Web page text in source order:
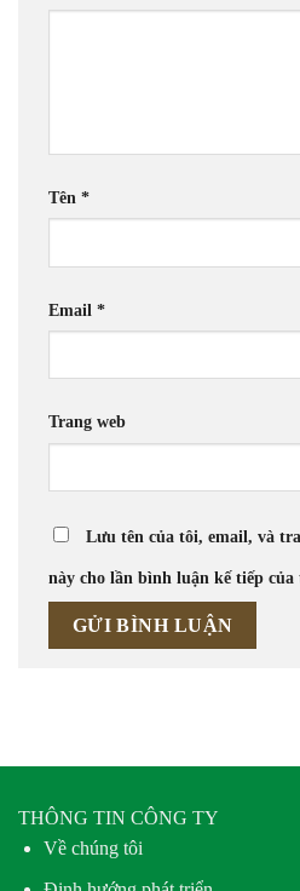
Tên *
Email *
Trang web
Lưu tên của tôi, email, và
này cho lần bình luận kế tiếp của
THÔNG TIN CÔNG TY
Về chúng tôi